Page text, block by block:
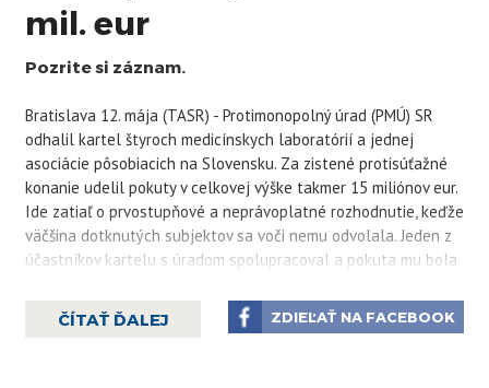
mil. eur
Pozrite si záznam.
Bratislava 12. mája (TASR) - Protimonopolný úrad (PMÚ) SR
odhalil kartel štyroch medicínskych laboratórií a jednej
asociácie pôsobiacich na Slovensku. Za zistené protisúťažné
konanie udelil pokuty v celkovej výške takmer 15 miliónov eur.
Ide zatiaľ o prvostupňové a neprávoplatné rozhodnutie, keďže
väčšina dotknutých subjektov sa voči nemu odvolala. Jeden z
účastníkov kartelu s úradom spolupracoval a pokuta mu bola
Ako ďalej na tlačovej konferencii priblížil podpredseda
PMÚ Peter Demčák, kartel sa týkal trhu poskytovania
ČÍTAŤ ĎALEJ ZDIEĽAŤ NA FACEBOOK